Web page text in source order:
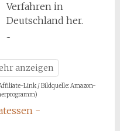
Verfahren in
Deutschland her.
Link / Bildquelle: Amazon-
-